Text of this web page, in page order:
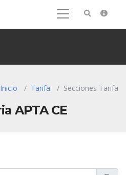
Inicio Tarifa Secciones Tarifa
APTA CE